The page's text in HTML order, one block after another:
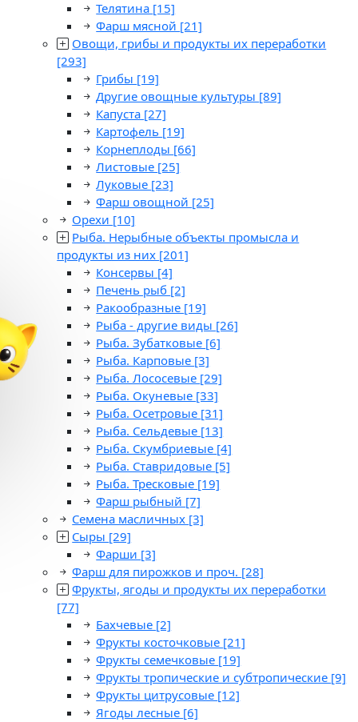
Телятина [15]
Фарш мясной [21]
Овощи, грибы и продукты их переработки
[293]
Грибы [19]
Другие овощные культуры [89]
Капуста [27]
Картофель [19]
Корнеплоды [66]
Листовые [25]
Луковые [23]
Фарш овощной [25]
Орехи [10]
Рыба. Нерыбные объекты промысла и
продукты из них [201]
Консервы [4]
Печень рыб [2]
Ракообразные [19]
Рыба - другие виды [26]
Рыба. Зубатковые [6]
Рыба. Карповые [3]
Рыба. Лососевые [29]
Рыба. Окуневые [33]
Рыба. Осетровые [31]
Рыба. Сельдевые [13]
Рыба. Скумбриевые [4]
Рыба. Ставридовые [5]
Рыба. Тресковые [19]
Фарш рыбный [7]
Семена масличных [3]
Сыры [29]
Фарши [3]
Фарш для пирожков и проч. [28]
Фрукты, ягоды и продукты их переработки
[77]
Бахчевые [2]
Фрукты косточковые [21]
Фрукты семечковые [19]
Фрукты тропические и субтропические [9]
Фрукты цитрусовые [12]
Ягоды лесные [6]